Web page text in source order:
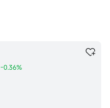
-0.36%